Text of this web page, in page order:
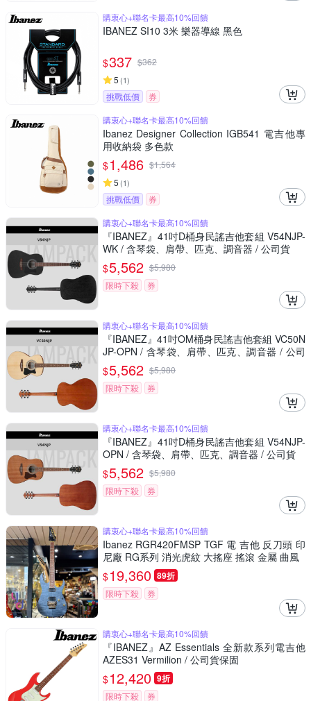
購衷心+聯名卡最高10%回饋
IBANEZ SI10 3米 樂器導線 黑色
$337 $362
5 (1)
挑戰低價
券
購衷心+聯名卡最高10%回饋
Ibanez Designer Collection IGB541 電吉他專
用收納袋 多色款
$1,486 $1,564
5 (1)
挑戰低價
券
購衷心+聯名卡最高10%回饋
『IBANEZ』41吋D桶身民謠吉他套組 V54NJP-
WK / 含琴袋、肩帶、匹克、調音器 / 公司貨
$5,562 $5,980
限時下殺
券
購衷心+聯名卡最高10%回饋
『IBANEZ』41吋OM桶身民謠吉他套組 VC50N
JP-OPN / 含琴袋、肩帶、匹克、調音器 / 公司
貨
$5,562 $5,980
限時下殺
券
購衷心+聯名卡最高10%回饋
『IBANEZ』41吋D桶身民謠吉他套組 V54NJP-
OPN / 含琴袋、肩帶、匹克、調音器 / 公司貨
$5,562 $5,980
限時下殺
券
購衷心+聯名卡最高10%回饋
Ibanez RGR420FMSP TGF 電 吉他 反刀頭 印
尼廠 RG系列 消光虎紋 大搖座 搖滾 金屬 曲風
$19,360 89折
限時下殺 券
購衷心+聯名卡最高10%回饋
『IBANEZ』AZ Essentials 全新款系列電吉他
AZES31 Vermilion / 公司貨保固
$12,420 9折
限時下殺 券